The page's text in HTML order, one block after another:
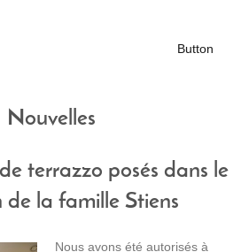
Button
Nouvelles
terrazzo posés dans le
de la famille Stiens
Nous avons été autorisés à